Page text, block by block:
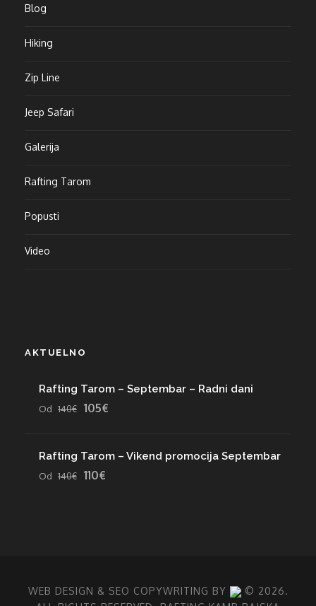
Blog
Hiking
Zip Line
Jeep Safari
Galerija
Rafting Tarom
Popusti
Video
AKTUELNO
Rafting Tarom – Septembar – Radni dani
Od 140€ 105€
Rafting Tarom – Vikend promocija Septembar
Od 140€ 110€
WEB DESIGN & SEO COPYWRITING BY
© 2026.